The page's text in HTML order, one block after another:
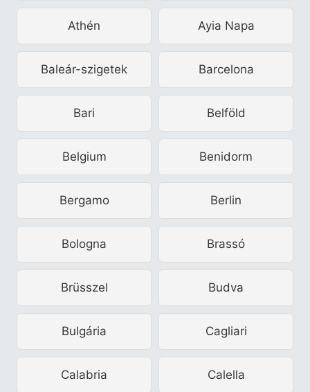
Athén Ayia Napa
Baleár-szigetek Barcelona
Bari Belföld
Belgium Benidorm
Bergamo Berlin
Bologna Brassó
Brüsszel Budva
Bulgária Cagliari
Calabria Calella